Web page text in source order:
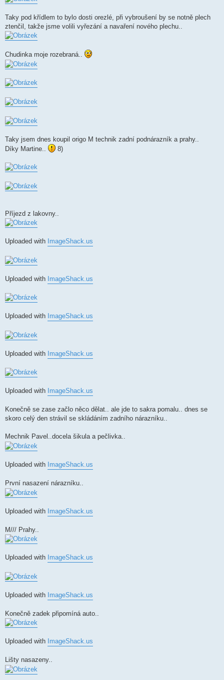
Taky pod křídlem to bylo dosti orezlé, při vybroušení by se notně plech
ztenčil, takže jsme volili vyřezání a navaření nového plechu..
Chudinka moje rozebraná..
Taky jsem dnes koupil origo M technik zadní podnárazník a prahy..
Díky Martine..
8)
Příjezd z lakovny..
Uploaded with ImageShack.us
Uploaded with ImageShack.us
Uploaded with ImageShack.us
Uploaded with ImageShack.us
Uploaded with ImageShack.us
Konečně se zase začlo něco dělat.. ale jde to sakra pomalu.. dnes se
skoro celý den strávil se skládáním zadního nárazníku..
Mechnik Pavel..docela šikula a pečlivka..
Uploaded with ImageShack.us
První nasazení nárazníku..
Uploaded with ImageShack.us
M/// Prahy..
Uploaded with ImageShack.us
Uploaded with ImageShack.us
Konečně zadek připomíná auto..
Uploaded with ImageShack.us
Lišty nasazeny..